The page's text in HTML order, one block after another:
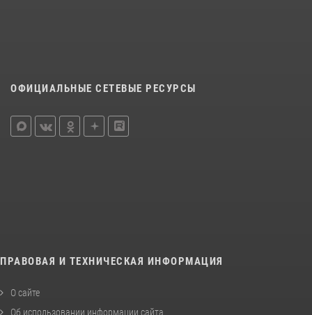
ОФИЦИАЛЬНЫЕ СЕТЕВЫЕ РЕСУРСЫ
ПРАВОВАЯ И ТЕХНИЧЕСКАЯ ИНФОРМАЦИЯ
О сайте
Об использовании информации сайта